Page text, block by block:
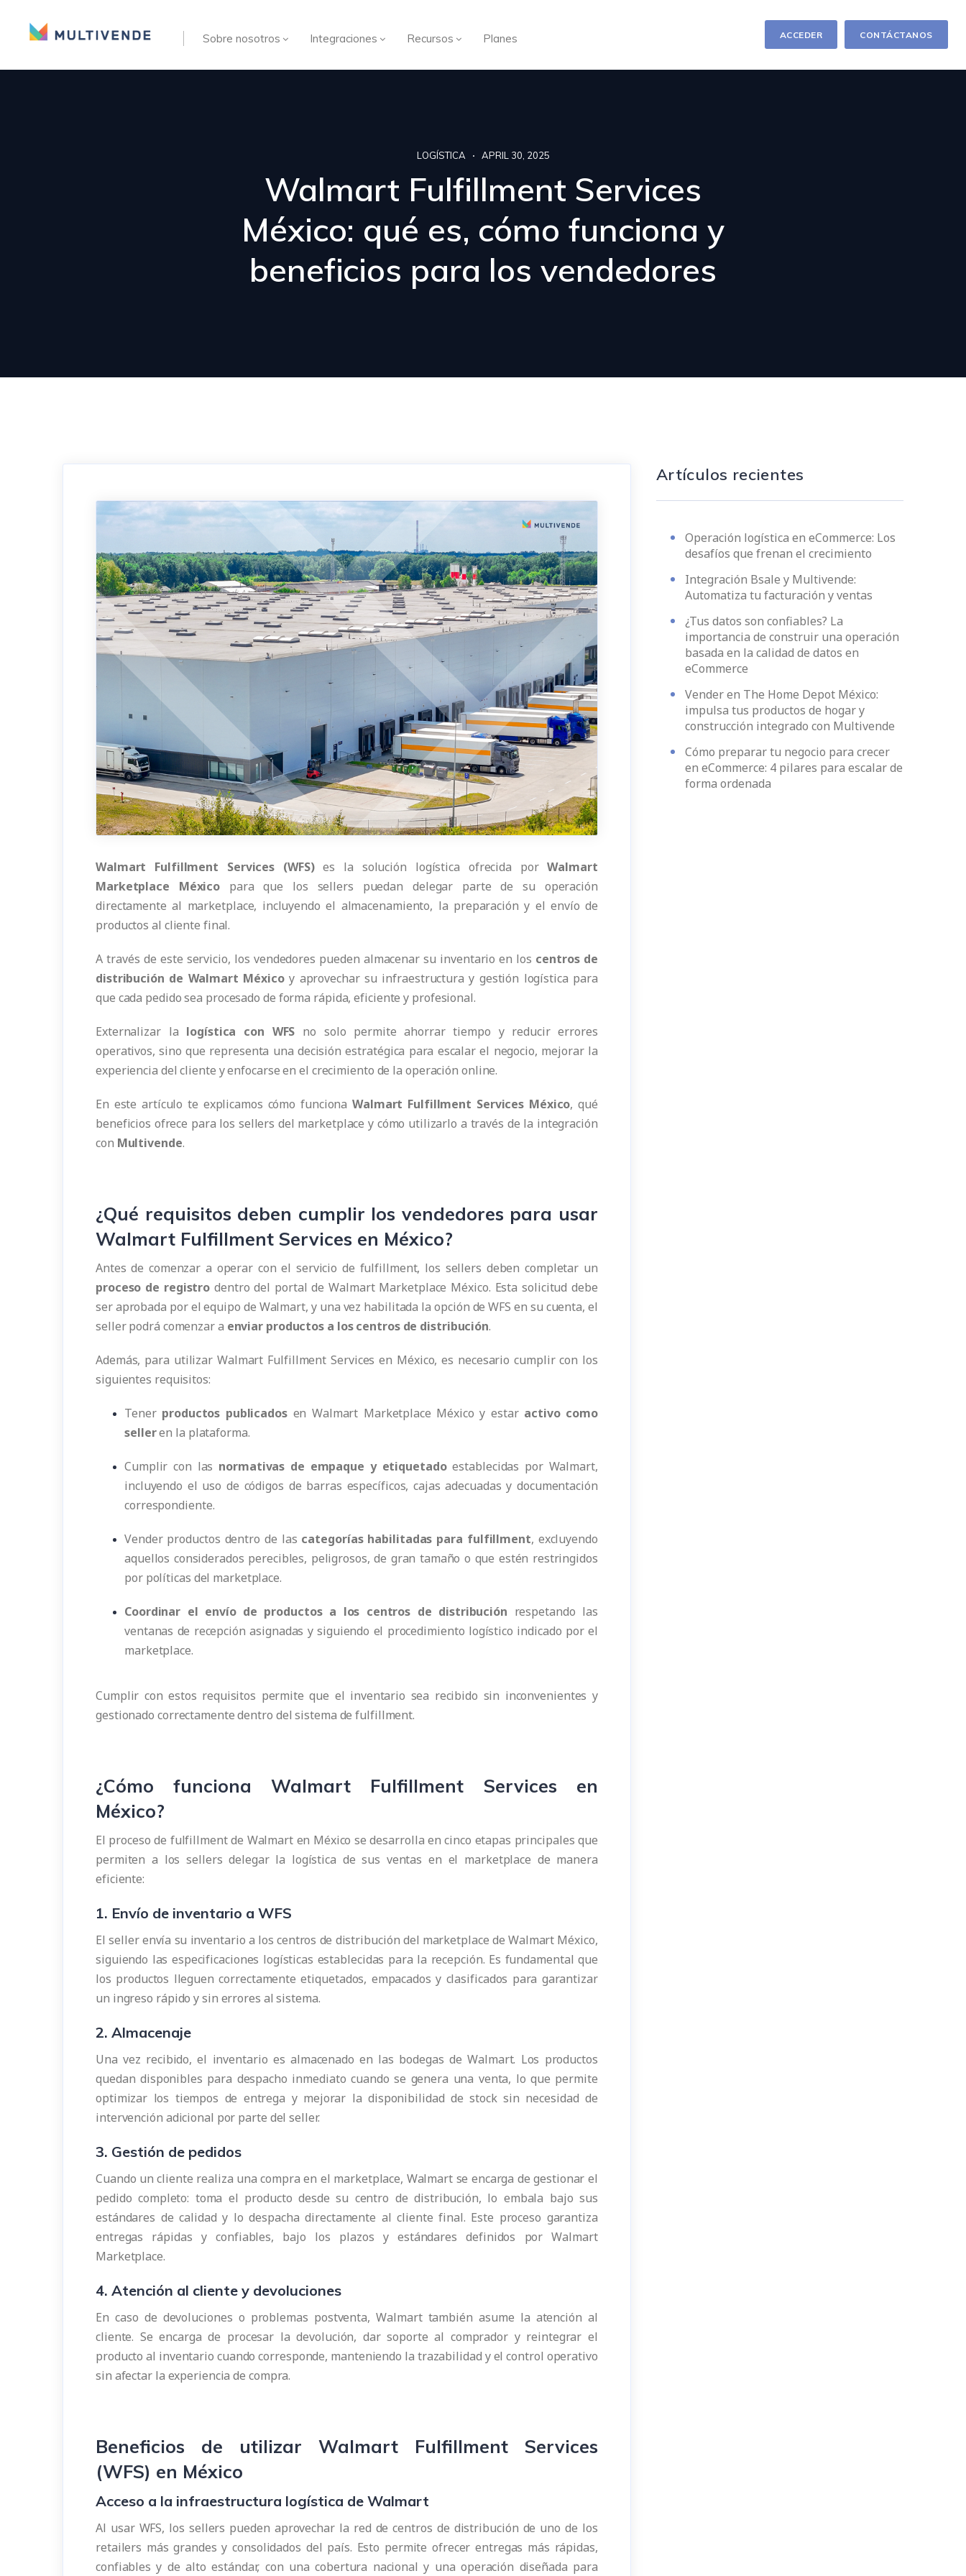
Sobre nosotros Integraciones Recursos Planes ACCEDER CONTÁCTANOS
LOGÍSTICA APRIL 30, 2025
Walmart Fulfillment Services
México: qué es, cómo funciona y
beneficios para los vendedores
Walmart Fulfillment Services (WFS)es la solución logística ofrecida porWalmart
Marketplace México para que los sellers puedan delegar parte de su operación
directamente al marketplace, incluyendo el almacenamiento, la preparación y el envío de
productos al cliente final.
A través de este servicio, los vendedores pueden almacenar su inventario en los centros de
distribución de Walmart Méxicoy aprovechar su infraestructura y gestión logística para
que cada pedido sea procesado de forma rápida, eficiente y profesional.
Externalizar la logística con WFS no solo permite ahorrar tiempo y reducir errores
operativos, sino que representa una decisión estratégica para escalar el negocio, mejorar la
experiencia del cliente y enfocarse en el crecimiento de la operación online.
En este artículo te explicamos cómo funcionaWalmart Fulfillment Services México, qué
beneficios ofrece para los sellers del marketplace y cómo utilizarlo a través de la integración
con Multivende.
¿Qué requisitos deben cumplir los vendedores para usar
Walmart Fulfillment Services en México?
Antes de comenzar a operar con el servicio de fulfillment, los sellers deben completar un
proceso de registro dentro del portal de Walmart Marketplace México. Esta solicitud debe
ser aprobada por el equipo de Walmart, y una vez habilitada la opción de WFS en su cuenta, el
seller podrá comenzar a enviar productos a los centros de distribución.
Además, para utilizar Walmart Fulfillment Services en México, es necesario cumplir con los
siguientes requisitos:
Tener productos publicadosen Walmart Marketplace México y estar activo como
selleren la plataforma.
Cumplir con las normativas de empaque y etiquetadoestablecidas por Walmart,
incluyendo el uso de códigos de barras específicos, cajas adecuadas y documentación
correspondiente.
Vender productos dentro de las categorías habilitadas para fulfillment, excluyendo
aquellos considerados perecibles, peligrosos, de gran tamaño o que estén restringidos
por políticas del marketplace.
Coordinar el envío de productos a los centros de distribución respetando las
ventanas de recepción asignadas y siguiendo el procedimiento logístico indicado por el
marketplace.
Cumplir con estos requisitos permite que el inventario sea recibido sin inconvenientes y
gestionado correctamente dentro del sistema de fulfillment.
¿Cómo funciona Walmart Fulfillment Services en
México?
El proceso de fulfillment de Walmart en México se desarrolla en cinco etapas principales que
permiten a los sellers delegar la logística de sus ventas en el marketplace de manera
eficiente:
1. Envío de inventario a WFS
El seller envía su inventario a los centros de distribución del marketplace de Walmart México,
siguiendo las especificaciones logísticas establecidas para la recepción. Es fundamental que
los productos lleguen correctamente etiquetados, empacados y clasificados para garantizar
un ingreso rápido y sin errores al sistema.
2. Almacenaje
Una vez recibido, el inventario es almacenado en las bodegas de Walmart. Los productos
quedan disponibles para despacho inmediato cuando se genera una venta, lo que permite
optimizar los tiempos de entrega y mejorar la disponibilidad de stock sin necesidad de
intervención adicional por parte del seller.
3. Gestión de pedidos
Cuando un cliente realiza una compra en el marketplace, Walmart se encarga de gestionar el
pedido completo: toma el producto desde su centro de distribución, lo embala bajo sus
estándares de calidad y lo despacha directamente al cliente final. Este proceso garantiza
entregas rápidas y confiables, bajo los plazos y estándares definidos por Walmart
Marketplace.
4. Atención al cliente y devoluciones
En caso de devoluciones o problemas postventa, Walmart también asume la atención al
cliente. Se encarga de procesar la devolución, dar soporte al comprador y reintegrar el
producto al inventario cuando corresponde, manteniendo la trazabilidad y el control operativo
sin afectar la experiencia de compra.
Beneficios de utilizar Walmart Fulfillment Services
(WFS) en México
Acceso a la infraestructura logística de Walmart
Al usar WFS, los sellers pueden aprovechar la red de centros de distribución de uno de los
retailers más grandes y consolidados del país. Esto permite ofrecer entregas más rápidas,
confiables y de alto estándar, con una cobertura nacional y una operación diseñada para
Artículos recientes
Operación logística en eCommerce: Los
desafíos que frenan el crecimiento
Integración Bsale y Multivende:
Automatiza tu facturación y ventas
¿Tus datos son confiables? La
importancia de construir una operación
basada en la calidad de datos en
eCommerce
Vender en The Home Depot México:
impulsa tus productos de hogar y
construcción integrado con Multivende
Cómo preparar tu negocio para crecer
en eCommerce: 4 pilares para escalar de
forma ordenada